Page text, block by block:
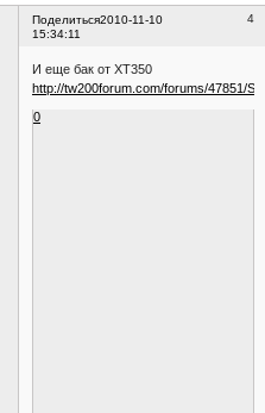
Поделиться 4
2010-11-10
15:34:11
И еще бак от ХТ350
http://tw200forum.com/forums/47851/
0